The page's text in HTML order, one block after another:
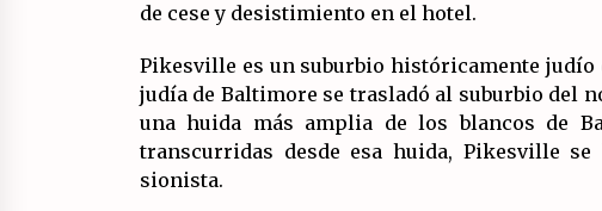
de cese y desistimiento en el hotel.
Pikesville es un suburbio históricamente
judía de Baltimore se trasladó al suburbio del
una huida más amplia de los blancos de
transcurridas desde esa huida, Pikesville
sionista.